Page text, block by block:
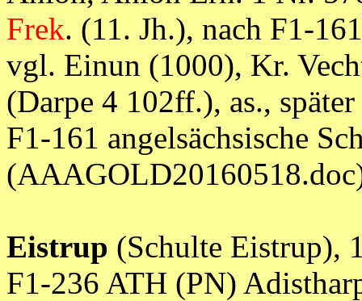
Frek. (11. Jh.), nach F1-
vgl. Einun (1000), Kr.
(Darpe 4 102ff.), as.,
F1-161 angelsächsische
Eistrup (Schulte Eistrup),
F1-236 ATH (PN)